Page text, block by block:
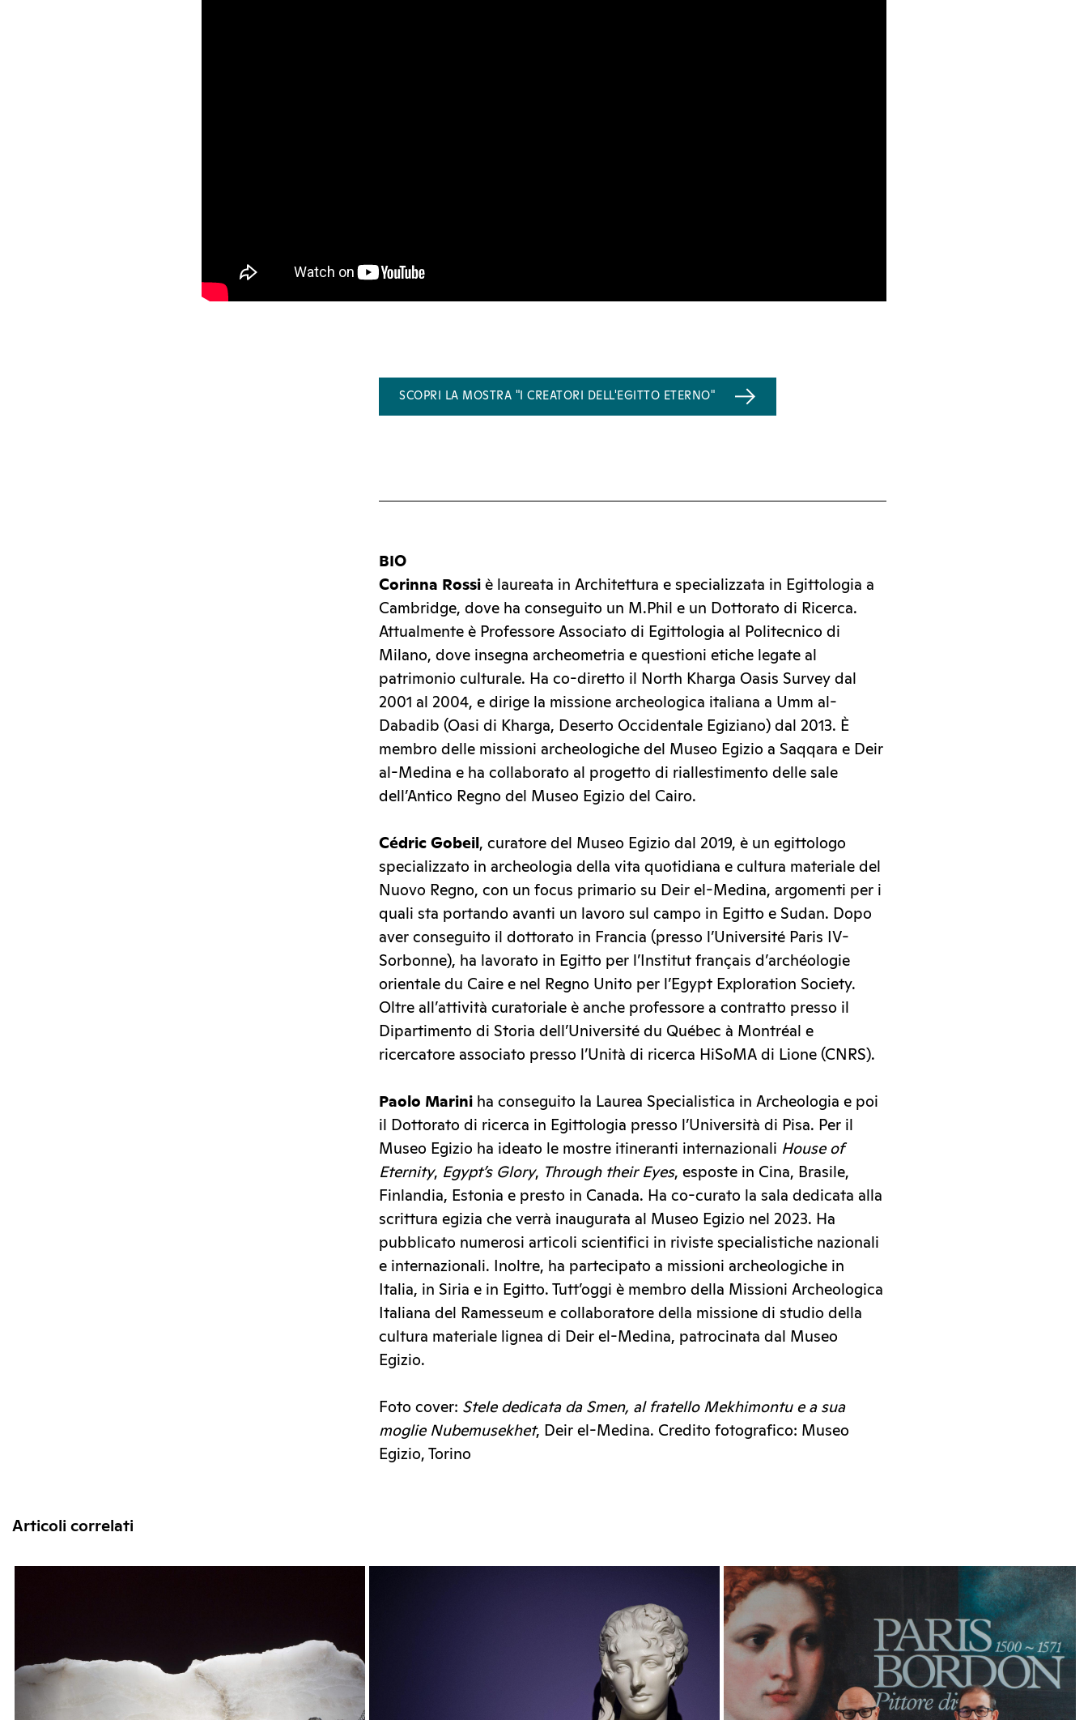
SCOPRI LA MOSTRA "I CREATORI DELL'EGITTO ETERNO"
BIO
Corinna Rossi è laureata in Architettura e specializzata in Egittologia a
Cambridge, dove ha conseguito un M.Phil e un Dottorato di Ricerca.
Attualmente è Professore Associato di Egittologia al Politecnico di
Milano, dove insegna archeometria e questioni etiche legate al
patrimonio culturale. Ha co-diretto il North Kharga Oasis Survey dal
2001 al 2004, e dirige la missione archeologica italiana a Umm al-
Dabadib (Oasi di Kharga, Deserto Occidentale Egiziano) dal 2013. È
membro delle missioni archeologiche del Museo Egizio a Saqqara e Deir
al-Medina e ha collaborato al progetto di riallestimento delle sale
dell’Antico Regno del Museo Egizio del Cairo.
Cédric Gobeil , curatore del Museo Egizio dal 2019, è un egittologo
specializzato in archeologia della vita quotidiana e cultura materiale del
Nuovo Regno, con un focus primario su Deir el-Medina, argomenti per i
quali sta portando avanti un lavoro sul campo in Egitto e Sudan. Dopo
aver conseguito il dottorato in Francia (presso l’Université Paris IV-
Sorbonne), ha lavorato in Egitto per l’Institut français d’archéologie
orientale du Caire e nel Regno Unito per l’Egypt Exploration Society.
Oltre all’attività curatoriale è anche professore a contratto presso il
Dipartimento di Storia dell’Université du Québec à Montréal e
ricercatore associato presso l’Unità di ricerca HiSoMA di Lione (CNRS).
Paolo Marini ha conseguito la Laurea Specialistica in Archeologia e poi
il Dottorato di ricerca in Egittologia presso l’Università di Pisa. Per il
Museo Egizio ha ideato le mostre itineranti internazionali House of
Eternity, Egypt’s Glory, Through their Eyes, esposte in Cina, Brasile,
Finlandia, Estonia e presto in Canada. Ha co-curato la sala dedicata alla
scrittura egizia che verrà inaugurata al Museo Egizio nel 2023. Ha
pubblicato numerosi articoli scientifici in riviste specialistiche nazionali
e internazionali. Inoltre, ha partecipato a missioni archeologiche in
Italia, in Siria e in Egitto. Tutt’oggi è membro della Missioni Archeologica
Italiana del Ramesseum e collaboratore della missione di studio della
cultura materiale lignea di Deir el-Medina, patrocinata dal Museo
Egizio.
Foto cover: Stele dedicata da Smen, al fratello Mekhimontu e a sua
moglie Nubemusekhet, Deir el-Medina. Credito fotografico: Museo
Egizio, Torino
Articoli correlati